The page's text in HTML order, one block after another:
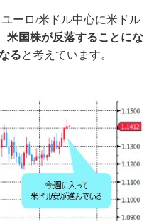
ーロ/米ドル中心に米ドル
米国株が反落することにな
ると考えています。